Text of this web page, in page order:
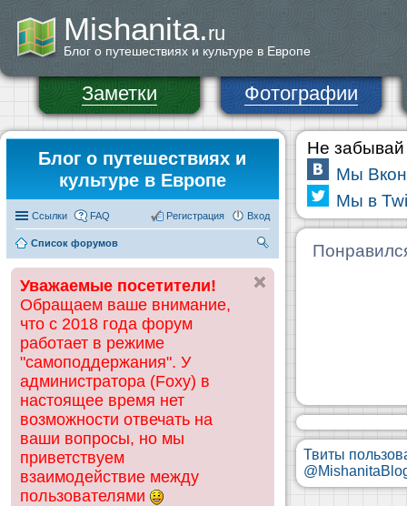
Mishanita.ru
Блог о путешествиях и культуре в Европе
Заметки Фотографии
Блог о путешествиях и
культуре в Европе
Ссылки FAQ Вход
Регистрация
Список форумов
ск
Уважаемые посетители!
Обращаем ваше внимание,
что с 2018 года форум
работает в режиме
"самоподдержания". У
администратора (Foxy) в
настоящее время нет
возможности отвечать на
ваши вопросы, но мы
приветствуем
взаимодействие между
пользователями
Не забывай
Мы
Мы в
Твиты